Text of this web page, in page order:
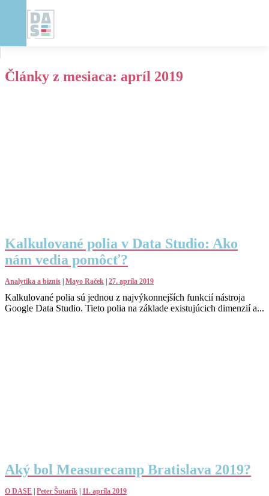
Články z mesiaca: apríl 2019
Kalkulované polia v Data Studio: Ako
nám vedia pomôcť?
Analytika a biznis | Mayo Raček | 27. apríla 2019
Kalkulované polia sú jednou z najvýkonnejších funkcií nástroja
Google Data Studio. Tieto polia na základe existujúcich dimenzií a...
Aký bol Measurecamp Bratislava 2019?
O DASE | Peter Šutarík | 11. apríla 2019